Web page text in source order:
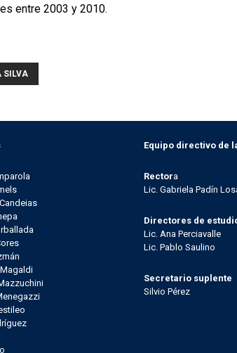
entre 2003 y 2010.
SILVA
Equipo directivo de
Rectora
Lic. Gabriela Padín
Directores de
Lic. Ana Perciavalle
Lic. Pablo Saulino
Secretario suplente
Silvio Pérez